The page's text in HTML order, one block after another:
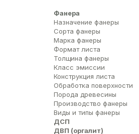
Фанера
Назначение фанеры
Сорта фанеры
Марка фанеры
Формат листа
Толщина фанеры
Класс эмиссии
Конструкция листа
Обработка поверхности
Порода древесины
Производство фанеры
Виды и типы фанеры
ДСП
ДВП (оргалит)